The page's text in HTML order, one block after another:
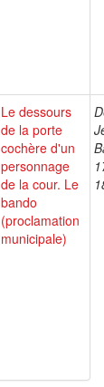
Le dessours
de la porte
cochère d'un
personnage
de la cour. Le
bando
(proclamation
municipale)